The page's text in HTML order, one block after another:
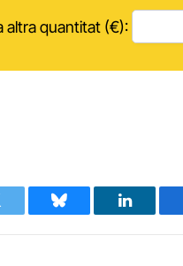
altra quantitat (€):
Bluesky LinkedIn